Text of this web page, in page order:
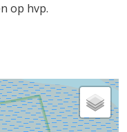
op hvp.